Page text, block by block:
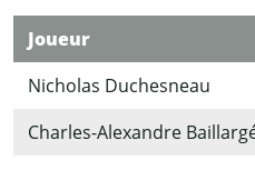
Joueur
Nicholas Duchesneau
Charles-Alexandre